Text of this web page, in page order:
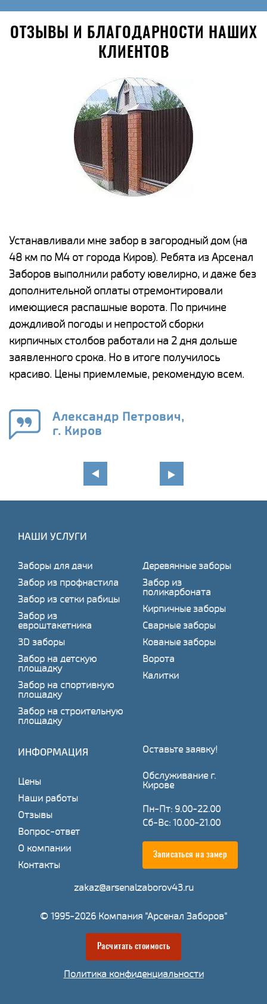
ОТЗЫВЫ И БЛАГОДАРНОСТИ НАШИХ
КЛИЕНТОВ
Устанавливали мне забор в загородный дом (на
48 км по М4 от города Киров). Ребята из Арсенал
Заборов выполнили работу ювелирно, и даже без
дополнительной оплаты отремонтировали
имеющиеся распашные ворота. По причине
дождливой погоды и непростой сборки
кирпичных столбов работали на 2 дня дольше
заявленного срока. Но в итоге получилось
красиво. Цены приемлемые, рекомендую всем.
Александр Петрович,
г. Киров
НАШИ УСЛУГИ
Заборы для дачи
Забор из профнастила
Забор из сетки рабицы
Забор из
евроштакетника
3D заборы
Забор на детскую
площадку
Забор на спортивную
площадку
Забор на строительную
площадку
Деревянные заборы
Забор из
поликарбоната
Кирпичные заборы
Сварные заборы
Кованые заборы
Ворота
Калитки
ИНФОРМАЦИЯ
Цены
Наши работы
Отзывы
Вопрос-ответ
О компании
Контакты
Оставьте заявку!
Обслуживание г.
Кирове
Пн-Пт: 9.00-22.00
Сб-Вс: 10.00-21.00
Записаться на замер
zakaz@arsenalzaborov43.ru
© 1995-2026 Компания "Арсенал Заборов"
Расчитать стоимость
Политика конфиденциальности